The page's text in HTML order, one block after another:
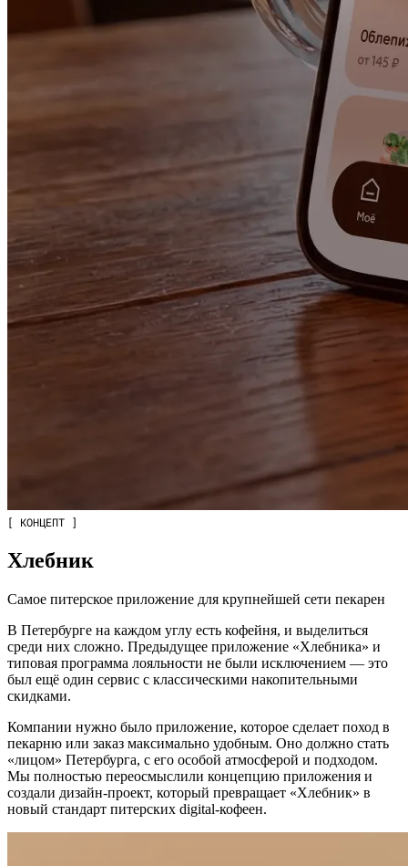
[ КОНЦЕПТ ]
Хлебник
Самое питерское приложение для крупнейшей сети пекарен
В Петербурге на каждом углу есть кофейня, и выделиться
среди них сложно. Предыдущее приложение «Хлебника» и
типовая программа лояльности не были исключением — это
был ещё один сервис с классическими накопительными
скидками.
Компании нужно было приложение, которое сделает поход в
пекарню или заказ максимально удобным. Оно должно стать
«лицом» Петербурга, с его особой атмосферой и подходом.
Мы полностью переосмыслили концепцию приложения и
создали дизайн-проект, который превращает «Хлебник» в
новый стандарт питерских digital-кофеен.